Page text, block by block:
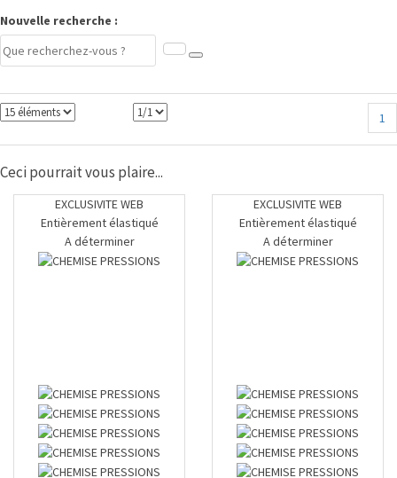
Nouvelle recherche :
1
Ceci pourrait vous plaire...
EXCLUSIVITE WEB
Entièrement élastiqué
A déterminer
EXCLUSIVITE WEB
Entièrement élastiqué
A déterminer